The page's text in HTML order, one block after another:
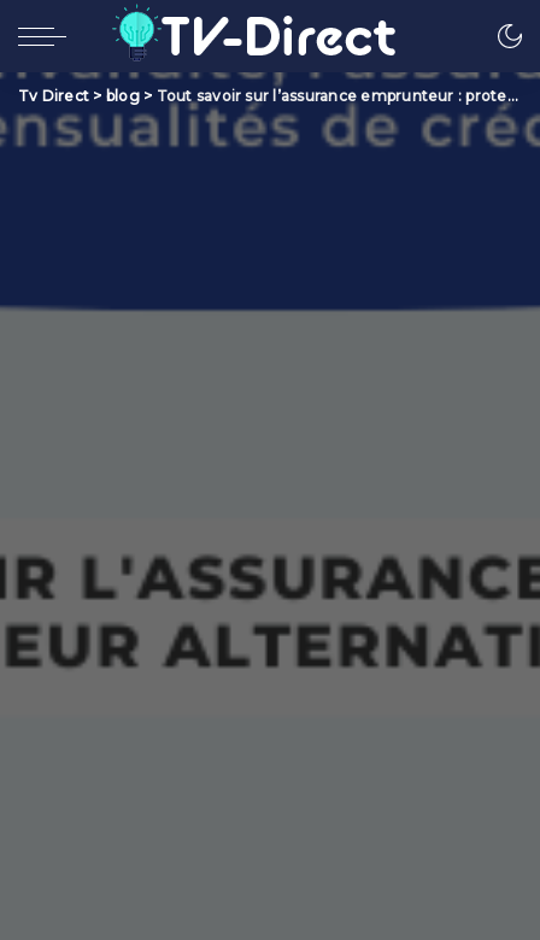
Tv Direct > blog> Tout savoir sur l’assurance emprunteur : protection et sécurité pour votre prêt immobilier.